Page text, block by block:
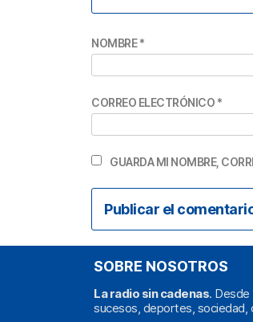
NOMBRE*
CORREO ELECTRÓNICO *
GUARDA MI NOMBRE,
SOBRE NOSOTROS
La radio sin cadenas. Desde
sucesos, deportes, sociedad,